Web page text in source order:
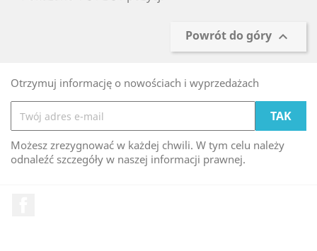
Powrót do góry 
Otrzymuj informację o nowościach i wyprzedażach
Możesz zrezygnować w każdej chwili. W tym celu należy
odnaleźć szczegóły w naszej informacji prawnej.